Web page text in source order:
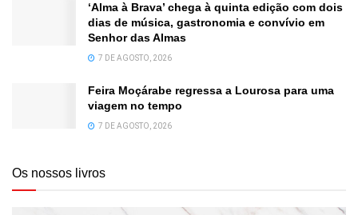
‘Alma à Brava’ chega à quinta edição com dois
dias de música, gastronomia e convívio em
Senhor das Almas
7 DE AGOSTO, 2026
Feira Moçárabe regressa a Lourosa para uma
viagem no tempo
7 DE AGOSTO, 2026
Os nossos livros